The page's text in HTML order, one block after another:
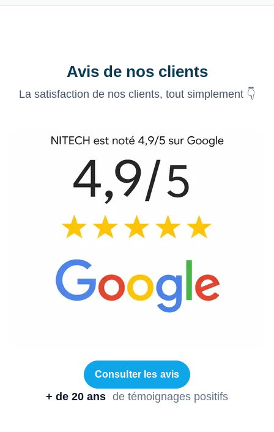
Avis de nos clients
La satisfaction de nos clients, tout simplement 👇
Consulter les avis
+ de 20 ans de témoignages positifs